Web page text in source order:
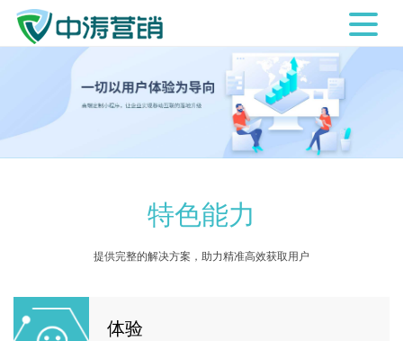
特色能力
提供完整的解决方案，助力精准高效获取用户
体验